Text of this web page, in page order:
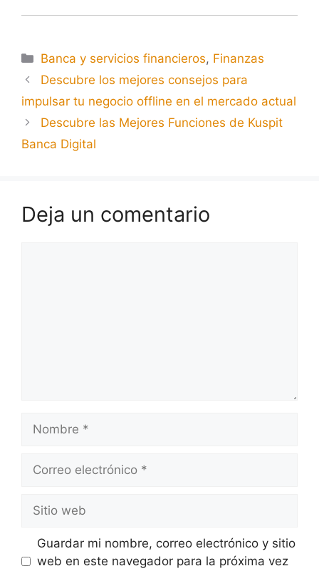
Banca y servicios financieros, Finanzas
Descubre los mejores consejos para
impulsar tu negocio offline en el mercado actual
Descubre las Mejores Funciones de Kuspit
Banca Digital
Deja un comentario
Guardar mi nombre, correo electrónico y sitio
web en este navegador para la próxima vez